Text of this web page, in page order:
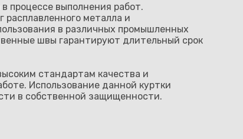
процессе выполнения работ.
металла и
в различных промышленных
швы гарантируют длительный срок
стандартам качества и
Использование данной куртки
в собственной защищенности.